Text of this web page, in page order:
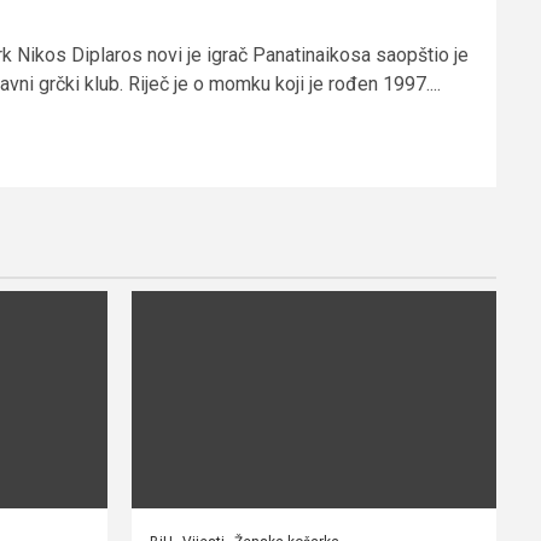
Nikos Diplaros novi je igrač Panatinaikosa saopštio je
grčki klub. Riječ je o momku koji je rođen 1997....